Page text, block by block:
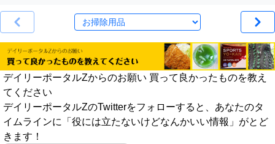
デイリーポータルZからのお願い 買って良かったものを教え
てください
デイリーポータルZのTwitterをフォローすると、あなたのタ
イムラインに「役には立たないけどなんかいい情報」がとど
きます！